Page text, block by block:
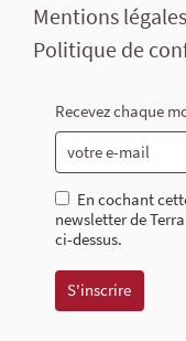
Mentions légales
Politique de
Recevez chaque
En cochant
newsletter de
ci-dessus.